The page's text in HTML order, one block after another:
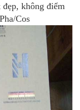
đẹp, không điểm
Cos